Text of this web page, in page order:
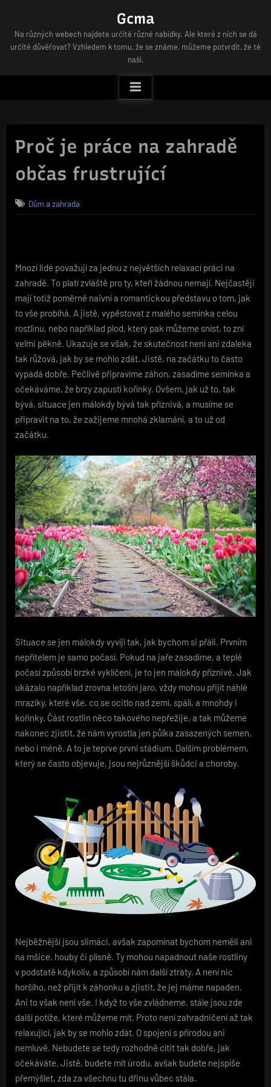
content
Gcma
Na různých webech najdete určitě různé nabídky. Ale které z nich se dá
určitě důvěřovat? Vzhledem k tomu, že se známe, můžeme potvrdit, že té
naší.
Proč je práce na zahradě
občas frustrující
Dům a zahrada
Mnozí lidé považují za jednu z největších relaxací práci na
zahradě. To platí zvláště pro ty, kteří žádnou nemají. Nejčastěji
mají totiž poměrně naivní a romantickou představu o tom, jak
to vše probíhá. A jistě, vypěstovat z malého semínka celou
rostlinu, nebo například plod, který pak můžeme sníst, to zní
velmi pěkně. Ukazuje se však, že skutečnost není ani zdaleka
tak růžová, jak by se mohlo zdát. Jistě, na začátku to často
vypadá dobře. Pečlivě připravíme záhon, zasadíme semínka a
očekáváme, že brzy zapustí kořínky. Ovšem, jak už to, tak
bývá, situace jen málokdy bývá tak příznivá, a musíme se
připravit na to, že zažijeme mnohá zklamání, a to už od
začátku.
Situace se jen málokdy vyvíjí tak, jak bychom si přáli. Prvním
nepřítelem je samo počasí. Pokud na jaře zasadíme, a teplé
počasí způsobí brzké vyklíčení, je to jen málokdy příznivé. Jak
ukázalo například zrovna letošní jaro, vždy mohou přijít náhlé
mrazíky, které vše, co se ocitlo nad zemí, spálí, a mnohdy i
kořínky. Část rostlin něco takového nepřežije, a tak můžeme
nakonec zjistit, že nám vyrostla jen půlka zasazených semen,
nebo i méně. A to je teprve první stádium. Dalším problémem,
který se často objevuje, jsou nejrůznější škůdci a choroby.
Nejběžnější jsou slimáci, avšak zapomínat bychom neměli ani
na mšice, houby či plísně. Ty mohou napadnout naše rostliny
v podstatě kdykoliv, a způsobí nám další ztráty. A není nic
horšího, než přijít k záhonku a zjistit, že jej máme napaden.
Ani to však není vše. I když to vše zvládneme, stále jsou zde
další potíže, které můžeme mít. Proto není zahradničení až tak
relaxující, jak by se mohlo zdát. O spojení s přírodou ani
nemluvě. Nebudete se tedy rozhodně cítit tak dobře, jak
očekáváte. Jistě, budete mít úrodu, avšak budete nejspíše
přemýšlet, zda za všechnu tu dřinu vůbec stála.